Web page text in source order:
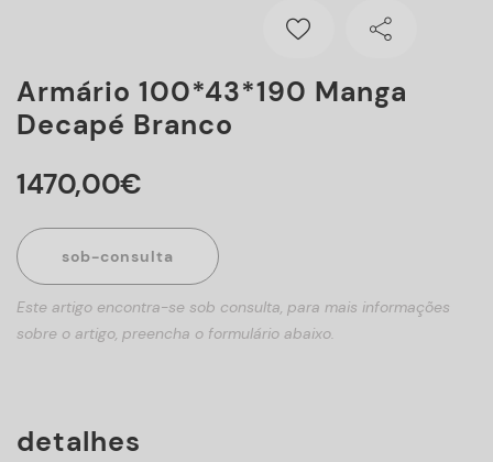
Armário 100*43*190 Manga
Decapé Branco
1470,00€
sob-consulta
Este artigo encontra-se sob consulta, para mais informações
sobre o artigo, preencha o formulário abaixo.
detalhes